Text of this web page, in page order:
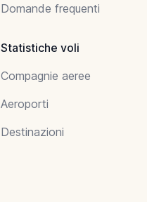
Domande frequenti
Statistiche voli
Compagnie aeree
Aeroporti
Destinazioni